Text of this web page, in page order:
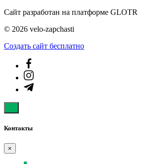
Сайт разработан на платформе GLOTR
© 2026 velo-zapchasti
Создать cайт бесплатно
Контакты
×